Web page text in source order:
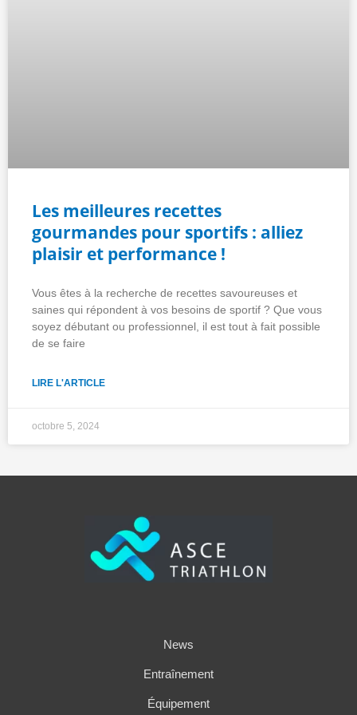
Les meilleures recettes
gourmandes pour sportifs : alliez
plaisir et performance !
Vous êtes à la recherche de recettes savoureuses et
saines qui répondent à vos besoins de sportif ? Que vous
soyez débutant ou professionnel, il est tout à fait possible
de se faire
LIRE L'ARTICLE
octobre 5, 2024
News
Entraînement
Équipement